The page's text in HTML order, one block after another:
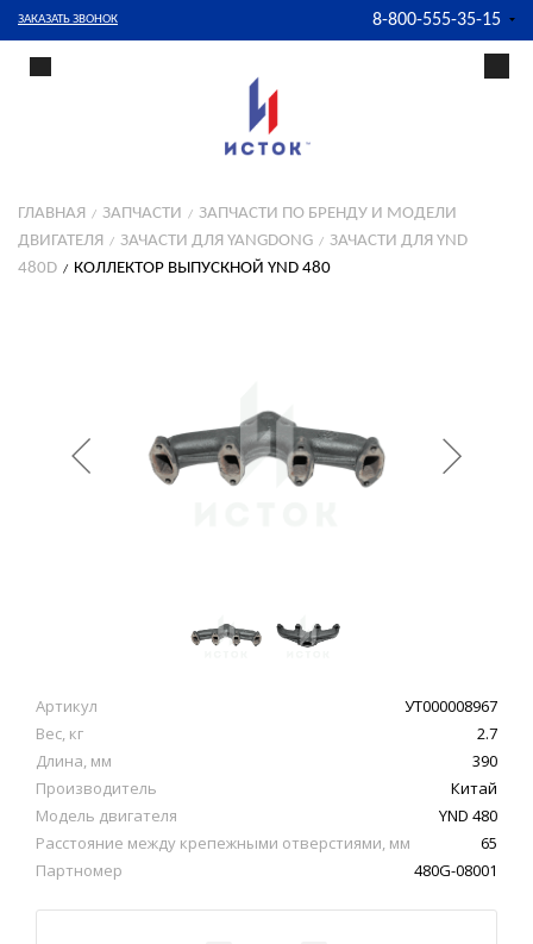
ЗАКАЗАТЬ ЗВОНОК 8-800-555-35-15
ГЛАВНАЯ ЗАПЧАСТИ
ЗАПЧАСТИ ПО БРЕНДУ И МОДЕЛИ
ДВИГАТЕЛЯ
ЗАЧАСТИ ДЛЯ YANGDONG
ЗАЧАСТИ ДЛЯ YND
480D
КОЛЛЕКТОР ВЫПУСКНОЙ YND 480
Артикул
УТ000008967
Вес, кг
2.7
Длина, мм
390
Производитель
Китай
Модель двигателя
YND 480
Расстояние между крепежными отверстиями, мм
65
Партномер
480G-08001